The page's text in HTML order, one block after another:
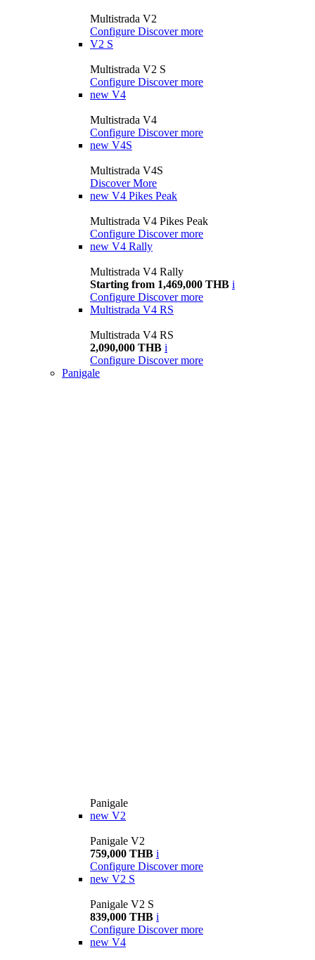
Multistrada V2
Configure Discover more
V2 S
Multistrada V2 S
Configure Discover more
new V4
Multistrada V4
Configure Discover more
new V4S
Multistrada V4S
Discover More
new V4 Pikes Peak
Multistrada V4 Pikes Peak
Configure Discover more
new V4 Rally
Multistrada V4 Rally
Starting from 1,469,000 THB i
Configure Discover more
Multistrada V4 RS
Multistrada V4 RS
2,090,000 THB i
Configure Discover more
Panigale
Panigale
new V2
Panigale V2
759,000 THB i
Configure Discover more
new V2 S
Panigale V2 S
839,000 THB i
Configure Discover more
new V4